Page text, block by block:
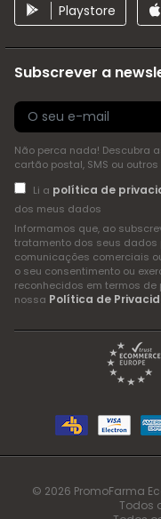
Playstore
Subscrever a
Não perca nada! Descubra
cartão postal, SMS ou
Li a política de
dos meus dados
Informamos que, ao
tratamento dos seus dados
comunicações comerciais
o seu consentimento ou
reconhecidos em termos
nossa Política de
© 2026 PromoFarma
Todos